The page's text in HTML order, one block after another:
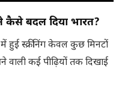
कैसे बदल दिया भारत?
स्क्रीनिंग केवल कुछ मिनटों
वाली कई पीढ़ियों तक दिखाई